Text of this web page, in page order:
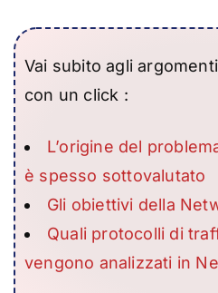
Vai subito agli
con un click :
L’origine del
è spesso sottovalutato
Gli obiettivi della
Quali protocolli di
vengono analizzati in